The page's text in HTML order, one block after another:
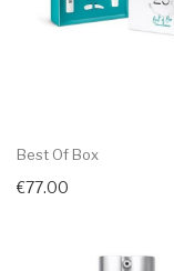
Best Of Box
€77.00